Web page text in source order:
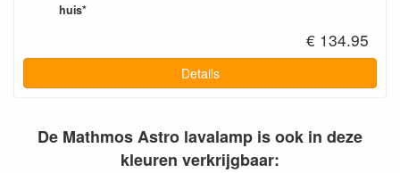
huis*
€ 134.95
Details
De Mathmos Astro lavalamp is ook in deze
kleuren verkrijgbaar: